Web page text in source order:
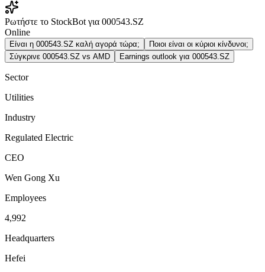
Ρωτήστε το StockBot για 000543.SZ
Online
Είναι η 000543.SZ καλή αγορά τώρα;
Ποιοι είναι οι κύριοι κίνδυνοι;
Σύγκρινε 000543.SZ vs AMD
Earnings outlook για 000543.SZ
Sector
Utilities
Industry
Regulated Electric
CEO
Wen Gong Xu
Employees
4,992
Headquarters
Hefei